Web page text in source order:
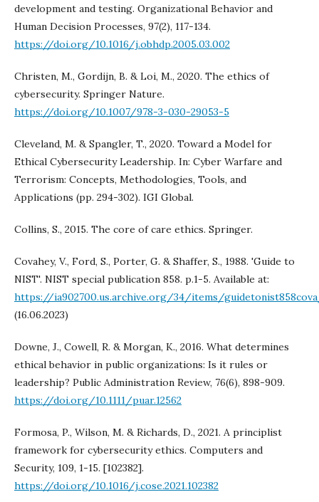
development and testing. Organizational Behavior and
Human Decision Processes, 97(2), 117-134.
https://doi.org/10.1016/j.obhdp.2005.03.002
Christen, M., Gordijn, B. & Loi, M., 2020. The ethics of
cybersecurity. Springer Nature.
https://doi.org/10.1007/978-3-030-29053-5
Cleveland, M. & Spangler, T., 2020. Toward a Model for
Ethical Cybersecurity Leadership. In: Cyber Warfare and
Terrorism: Concepts, Methodologies, Tools, and
Applications (pp. 294-302). IGI Global.
Collins, S., 2015. The core of care ethics. Springer.
Covahey, V., Ford, S., Porter, G. & Shaffer, S., 1988. 'Guide to
NIST'. NIST special publication 858. p.1-5. Available at:
https://ia902700.us.archive.org/34/items/
(16.06.2023)
Downe, J., Cowell, R. & Morgan, K., 2016. What determines
ethical behavior in public organizations: Is it rules or
leadership? Public Administration Review, 76(6), 898-909.
https://doi.org/10.1111/puar.12562
Formosa, P., Wilson, M. & Richards, D., 2021. A principlist
framework for cybersecurity ethics. Computers and
Security, 109, 1-15. [102382].
https://doi.org/10.1016/j.cose.2021.102382